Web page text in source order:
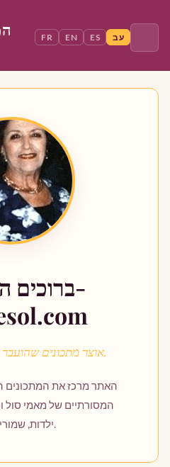
FR EN ES עב
ברוכים
אוצר מתכונים שהועבר באהבה, מדור לדור.
האתר מרכז את המתכונים
המסורתיים של מאמי
ילדות, שמורים לנצח.